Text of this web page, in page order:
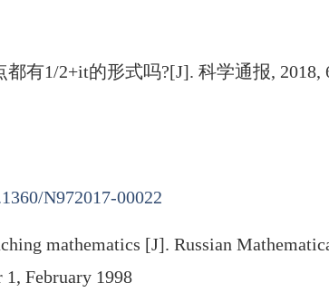
有1/2+it的形式吗?[J]. 科学通报, 2018,
N972017-00022
mathematics [J]. Russian
1, February 1998